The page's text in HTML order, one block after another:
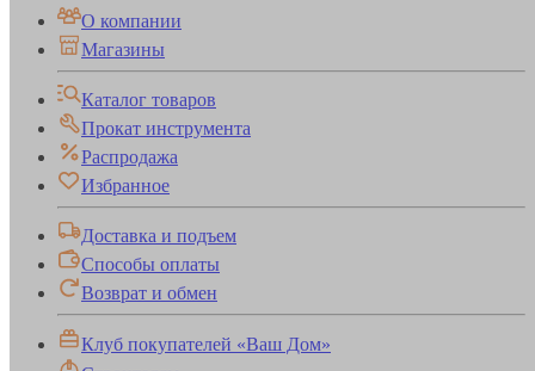
О компании
Магазины
Каталог товаров
Прокат инструмента
Распродажа
Избранное
Доставка и подъем
Способы оплаты
Возврат и обмен
Клуб покупателей «Ваш Дом»